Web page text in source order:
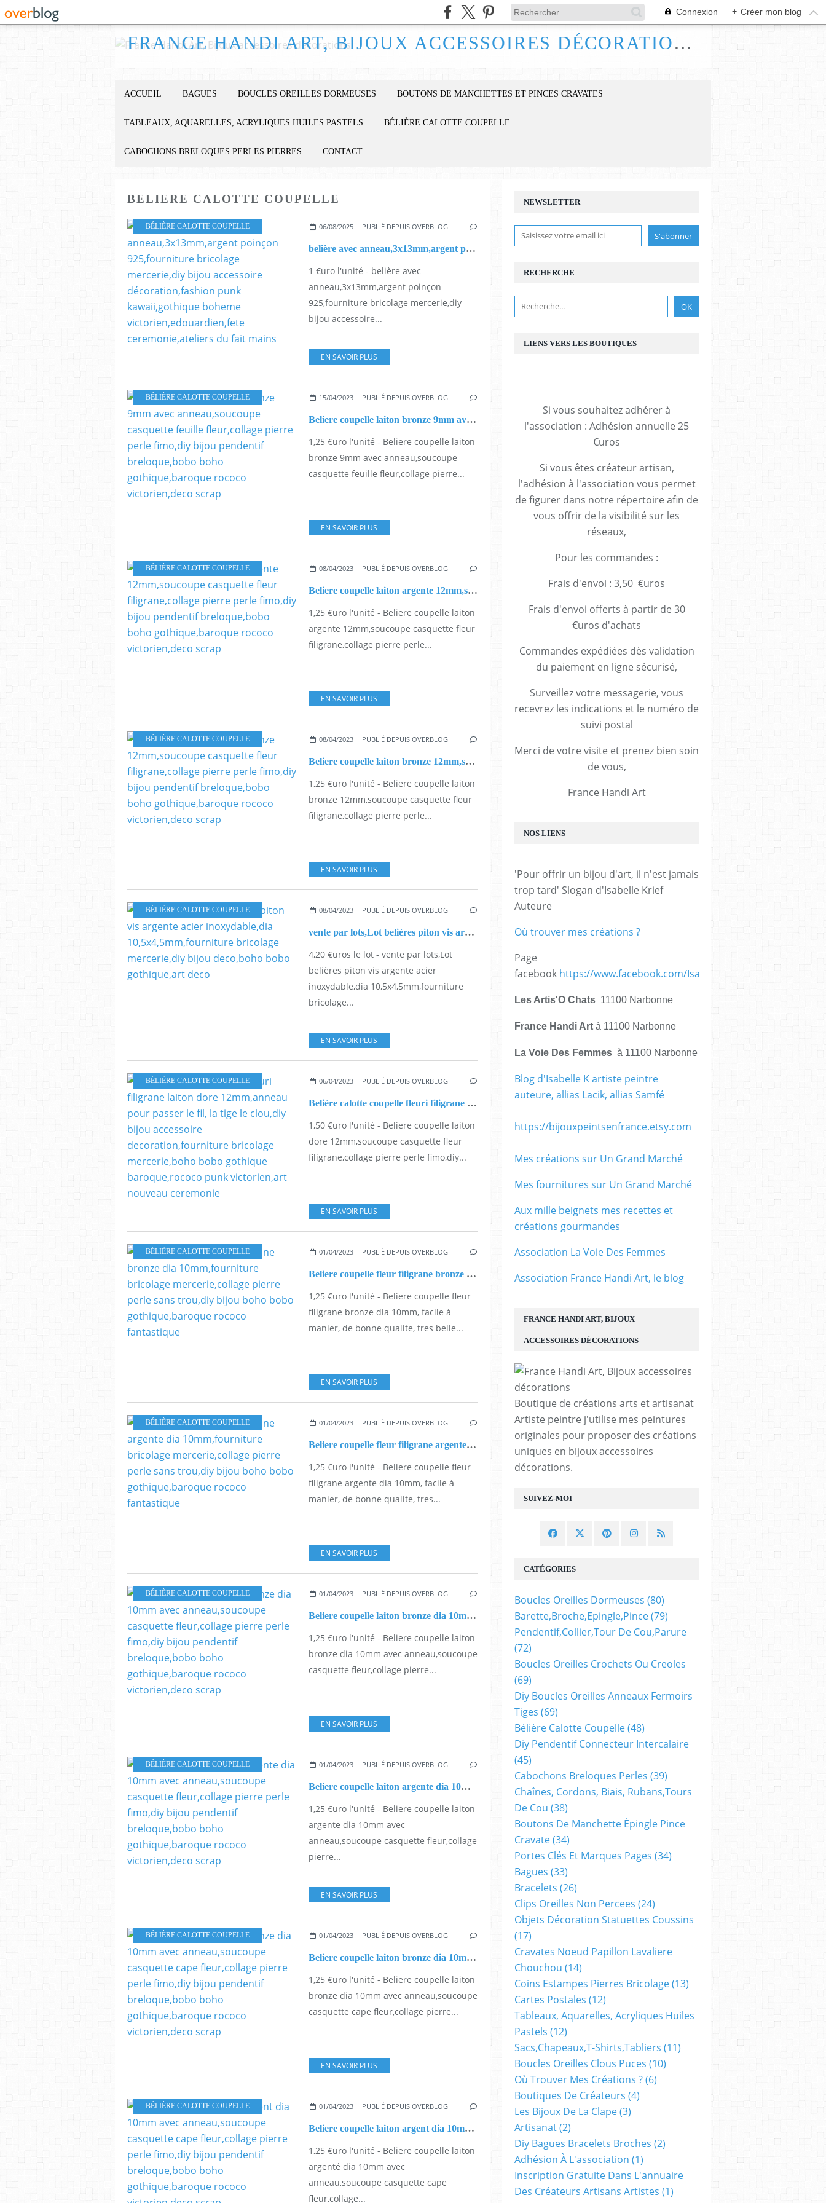
Connexion + Créer mon blog
FRANCE HANDI ART, BIJOUX ACCESSOIRES DÉCORATIONS
ACCUEIL BAGUES BOUCLES OREILLES DORMEUSES BOUTONS DE MANCHETTES ET PINCES CRAVATES
TABLEAUX, AQUARELLES, ACRYLIQUES HUILES PASTELS BÉLIÈRE CALOTTE COUPELLE
CABOCHONS BRELOQUES PERLES PIERRES CONTACT
BELIERE CALOTTE COUPELLE
BÉLIÈRE CALOTTE COUPELLE 06/08/2025 PUBLIÉ DEPUIS OVERBLOG
belière avec anneau,3x13mm,argent poinçon 925,fourniture bricolage mercerie,diy bijou accessoire décoration,fashion punk kawaii,gothique boheme victorien,edouardien,fete ceremonie,ateliers du fait mains
1 €uro l'unité - belière avec
anneau,3x13mm,argent poinçon
925,fourniture bricolage mercerie,diy
bijou accessoire...
EN SAVOIR PLUS
BÉLIÈRE CALOTTE COUPELLE 15/04/2023 PUBLIÉ DEPUIS OVERBLOG
Beliere coupelle laiton bronze 9mm avec anneau,soucoupe casquette feuille fleur,collage pierre perle fimo,diy bijou pendentif breloque,bobo boho gothique,baroque rococo victorien,deco scrap
1,25 €uro l'unité - Beliere coupelle laiton
bronze 9mm avec anneau,soucoupe
casquette feuille fleur,collage pierre...
EN SAVOIR PLUS
BÉLIÈRE CALOTTE COUPELLE 08/04/2023 PUBLIÉ DEPUIS OVERBLOG
Beliere coupelle laiton argente 12mm,soucoupe casquette fleur filigrane,collage pierre perle fimo,diy bijou pendentif breloque,bobo boho gothique,baroque rococo victorien,deco scrap
1,25 €uro l'unité - Beliere coupelle laiton
argente 12mm,soucoupe casquette fleur
filigrane,collage pierre perle...
EN SAVOIR PLUS
BÉLIÈRE CALOTTE COUPELLE 08/04/2023 PUBLIÉ DEPUIS OVERBLOG
Beliere coupelle laiton bronze 12mm,soucoupe casquette fleur filigrane,collage pierre perle fimo,diy bijou pendentif breloque,bobo boho gothique,baroque rococo victorien,deco scrap
1,25 €uro l'unité - Beliere coupelle laiton
bronze 12mm,soucoupe casquette fleur
filigrane,collage pierre perle...
EN SAVOIR PLUS
BÉLIÈRE CALOTTE COUPELLE 08/04/2023 PUBLIÉ DEPUIS OVERBLOG
vente par lots,Lot belières piton vis argente acier inoxydable,dia 10,5x4,5mm,fourniture bricolage mercerie,diy bijou deco,boho bobo gothique,art deco
4,20 €uros le lot - vente par lots,Lot
belières piton vis argente acier
inoxydable,dia 10,5x4,5mm,fourniture
bricolage...
EN SAVOIR PLUS
BÉLIÈRE CALOTTE COUPELLE 06/04/2023 PUBLIÉ DEPUIS OVERBLOG
Belière calotte coupelle fleuri filigrane laiton dore 12mm,anneau pour passer le fil, la tige le clou,diy bijou accessoire decoration,fourniture bricolage mercerie,boho bobo gothique baroque,rococo punk victorien,art nouveau ceremonie
1,50 €uro l'unité - Beliere coupelle laiton
dore 12mm,soucoupe casquette fleur
filigrane,collage pierre perle fimo,diy...
EN SAVOIR PLUS
BÉLIÈRE CALOTTE COUPELLE 01/04/2023 PUBLIÉ DEPUIS OVERBLOG
Beliere coupelle fleur filigrane bronze dia 10mm,fourniture bricolage mercerie,collage pierre perle sans trou,diy bijou boho bobo gothique,baroque rococo fantastique
1,25 €uro l'unité - Beliere coupelle fleur
filigrane bronze dia 10mm, facile à
manier, de bonne qualite, tres belle...
EN SAVOIR PLUS
BÉLIÈRE CALOTTE COUPELLE 01/04/2023 PUBLIÉ DEPUIS OVERBLOG
Beliere coupelle fleur filigrane argente dia 10mm,fourniture bricolage mercerie,collage pierre perle sans trou,diy bijou boho bobo gothique,baroque rococo fantastique
1,25 €uro l'unité - Beliere coupelle fleur
filigrane argente dia 10mm, facile à
manier, de bonne qualite, tres...
EN SAVOIR PLUS
BÉLIÈRE CALOTTE COUPELLE 01/04/2023 PUBLIÉ DEPUIS OVERBLOG
Beliere coupelle laiton bronze dia 10mm avec anneau,soucoupe casquette fleur,collage pierre perle fimo,diy bijou pendentif breloque,bobo boho gothique,baroque rococo victorien,deco scrap
1,25 €uro l'unité - Beliere coupelle laiton
bronze dia 10mm avec anneau,soucoupe
casquette fleur,collage pierre...
EN SAVOIR PLUS
BÉLIÈRE CALOTTE COUPELLE 01/04/2023 PUBLIÉ DEPUIS OVERBLOG
Beliere coupelle laiton argente dia 10mm avec anneau,soucoupe casquette fleur,collage pierre perle fimo,diy bijou pendentif breloque,bobo boho gothique,baroque rococo victorien,deco scrap
1,25 €uro l'unité - Beliere coupelle laiton
argente dia 10mm avec
anneau,soucoupe casquette fleur,collage
pierre...
EN SAVOIR PLUS
BÉLIÈRE CALOTTE COUPELLE 01/04/2023 PUBLIÉ DEPUIS OVERBLOG
Beliere coupelle laiton bronze dia 10mm avec anneau,soucoupe casquette cape fleur,collage pierre perle fimo,diy bijou pendentif breloque,bobo boho gothique,baroque rococo victorien,deco scrap
1,25 €uro l'unité - Beliere coupelle laiton
bronze dia 10mm avec anneau,soucoupe
casquette cape fleur,collage pierre...
EN SAVOIR PLUS
BÉLIÈRE CALOTTE COUPELLE 01/04/2023 PUBLIÉ DEPUIS OVERBLOG
Beliere coupelle laiton argent dia 10mm avec anneau,soucoupe casquette cape fleur,collage pierre perle fimo,diy bijou pendentif breloque,bobo boho gothique,baroque rococo victorien,deco scrap
1,25 €uro l'unité - Beliere coupelle laiton
argenté dia 10mm avec
anneau,soucoupe casquette cape
fleur,collage...
NEWSLETTER
SUIVEZ-MOI
RECHERCHE
FRANCE HANDI ART, BIJOUX
ACCESSOIRES DÉCORATIONS
Boutique de créations arts et artisanat
Artiste peintre j'utilise mes peintures
originales pour proposer des créations
uniques en bijoux accessoires
décorations.
CATÉGORIES
Boucles Oreilles Dormeuses (80)
Barette,broche,epingle,pince(79)
Pendentif,collier,tour De Cou,parure
(72)
Boucles Oreilles Crochets Ou Creoles
(69)
Diy Boucles Oreilles Anneaux Fermoirs
Tiges (69)
Bélière Calotte Coupelle(48)
Diy Pendentif Connecteur Intercalaire
(45)
Cabochons Breloques Perles (39)
Chaînes, Cordons, Biais, Rubans,tours
De Cou (38)
Boutons De Manchette Épingle Pince
Cravate(34)
Portes Clés Et Marques Pages (34)
Bagues (33)
Bracelets (26)
Clips Oreilles Non Percees (24)
Objets Décoration Statuettes Coussins
(17)
Cravates Noeud Papillon Lavaliere
Chouchou (14)
Coins Estampes Pierres Bricolage(13)
Cartes Postales (12)
Tableaux, Aquarelles, Acryliques Huiles
Pastels (12)
Sacs,chapeaux,t-Shirts,tabliers (11)
Boucles Oreilles Clous Puces (10)
Où Trouver Mes Créations ?(6)
Boutiques De Créateurs (4)
Les Bijoux De La Clape(3)
Artisanat(2)
Diy Bagues Bracelets Broches (2)
Adhésion À L'association (1)
Inscription Gratuite Dans L'annuaire
Des Créateurs Artisans Artistes (1)
LIENS VERS LES BOUTIQUES
Si vous souhaitez adhérer à
l'association : Adhésion annuelle 25
€uros
Si vous êtes créateur artisan,
l'adhésion à l'association vous permet
de figurer dans notre répertoire afin de
vous offrir de la visibilité sur les
réseaux,
Pour les commandes :
Frais d'envoi : 3,50 €uros
Frais d'envoi offerts à partir de 30
€uros d'achats
Commandes expédiées dès validation
du paiement en ligne sécurisé,
Surveillez votre messagerie, vous
recevrez les indications et le numéro de
suivi postal
Merci de votre visite et prenez bien soin
de vous,
France Handi Art
NOS LIENS
'Pour offrir un bijou d'art, il n'est jamais
trop tard' Slogan d'Isabelle Krief
Auteure
Où trouver mes créations ?
Page
facebook https://www.facebook.com/IsabelleKrief.ArtistePeintre/
Les Artis'O Chats 11100 Narbonne
France Handi Art à 11100 Narbonne
La Voie Des Femmes à 11100 Narbonne
Blog d'Isabelle K artiste peintre
auteure, allias Lacik, allias Samfé
https://bijouxpeintsenfrance.etsy.com
Mes créations sur Un Grand Marché
Mes fournitures sur Un Grand Marché
Aux mille beignets mes recettes et
créations gourmandes
Association La Voie Des Femmes
Association France Handi Art, le blog